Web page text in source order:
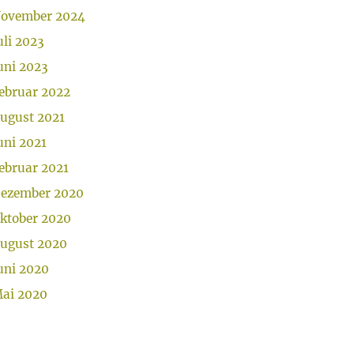
2024
2023
2023
2022
2021
2021
2021
2020
2020
2020
2020
2020